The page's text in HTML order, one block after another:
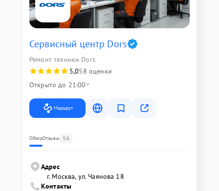
Сервисный центр Dors
Ремонт техники Dors
5,058 оценки
Открыто до 21:00
Маршрут
ОбзорОтзывы 54
Адрес
г. Москва, ул. Чаянова 18
Контакты